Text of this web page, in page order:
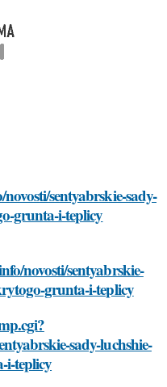
sentyabrskie-sady-
grunta-i-teplicy
novosti/sentyabrskie-
grunta-i-teplicy
sady-luchshie-
i-teplicy